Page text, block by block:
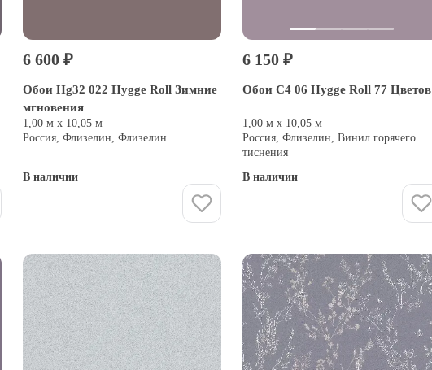
6 600 ₽
Обои Hg32 022 Hygge Roll Зимние
мгновения
1,00 м х 10,05 м
Россия, Флизелин, Флизелин
В наличии
6 150 ₽
Обои C4 06 Hygge Roll 77 Цветов
1,00 м х 10,05 м
Россия, Флизелин, Винил горячего
тиснения
В наличии